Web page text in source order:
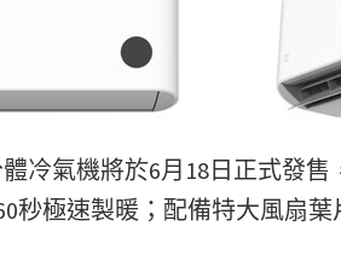
冷氣機將於6月18日正式發
秒極速製暖；配備特大風扇